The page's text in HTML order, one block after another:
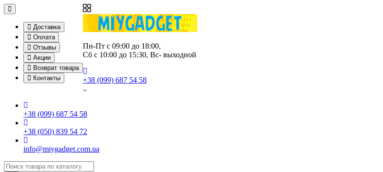
Доставка
Оплата
Отзывы
Акции
Возврат товара
Контакты
Пн-Пт с 09:00 до 18:00,
Сб с 10:00 до 15:30, Вс- выходной
+38 (099) 687 54 58
+38 (099) 687 54 58
+38 (050) 839 54 72
info@miygadget.com.ua